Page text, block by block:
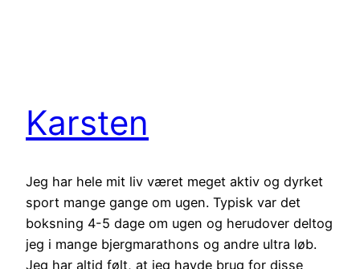
Karsten
Jeg har hele mit liv været meget aktiv og dyrket
sport mange gange om ugen. Typisk var det
boksning 4-5 dage om ugen og herudover deltog
jeg i mange bjergmarathons og andre ultra løb.
Jeg har altid følt, at jeg havde brug for disse